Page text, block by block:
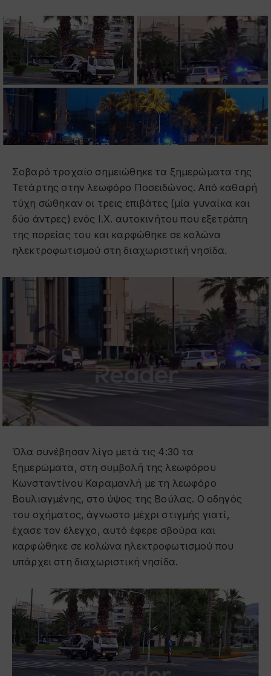
Σοβαρό τροχαίο σημειώθηκε τα ξημερώματα της
Τετάρτης στην λεωφόρο Ποσειδώνος. Από καθαρή
τύχη σώθηκαν οι τρεις επιβάτες (μία γυναίκα και
δύο άντρες) ενός Ι.Χ. αυτοκινήτου που εξετράπη
της πορείας του και καρφώθηκε σε κολώνα
ηλεκτροφωτισμού στη διαχωριστική νησίδα.
Όλα συνέβησαν λίγο μετά τις 4:30 τα
ξημερώματα, στη συμβολή της λεωφόρου
Κωνσταντίνου Καραμανλή με τη λεωφόρο
Βουλιαγμένης, στο ύψος της Βούλας. Ο οδηγός
του οχήματος, άγνωστο μέχρι στιγμής γιατί,
έχασε τον έλεγχο, αυτό έφερε σβούρα και
καρφώθηκε σε κολώνα ηλεκτροφωτισμού που
υπάρχει στη διαχωριστική νησίδα.